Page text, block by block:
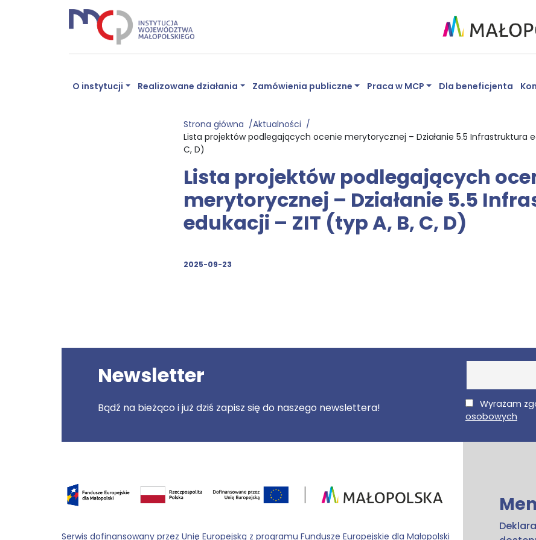
O instytucji Realizowane działania Zamówienia publiczne Praca w MCP Dla beneficjenta
Strona główna
Aktualności
Lista projektów podlegających ocenie merytorycznej – Działanie 5.5 Infrastruktura
C, D)
Lista projektów podlegających
merytorycznej – Działanie 5.5
edukacji – ZIT (typ A, B, C, D)
2025-09-23
Newsletter
Bądź na bieżąco i już dziś zapisz się do naszego newslettera!
E-MailWyrażam
osobowych
Serwis dofinansowany przez Unię Europejską z programu Fundusze Europejskie dla Małopolski